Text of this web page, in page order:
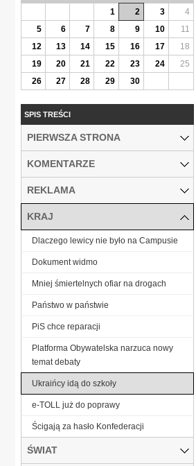
1
2 3
4
5
6 7 8 9 10
11
12
13 14 15 16 17
18
19
20 21 22 23 24
25
26
27 28 29 30
SPIS TREŚCI
PIERWSZA STRONA
KOMENTARZE
REKLAMA
KRAJ
Dlaczego lewicy nie było na Campusie
Dokument widmo
Mniej śmiertelnych ofiar na drogach
Państwo w państwie
PiS chce reparacji
Platforma Obywatelska narzuca nowy
temat debaty
Ukraińcy idą do szkoły
e-TOLL już do poprawy
Ścigają za hasło Konfederacji
ŚWIAT